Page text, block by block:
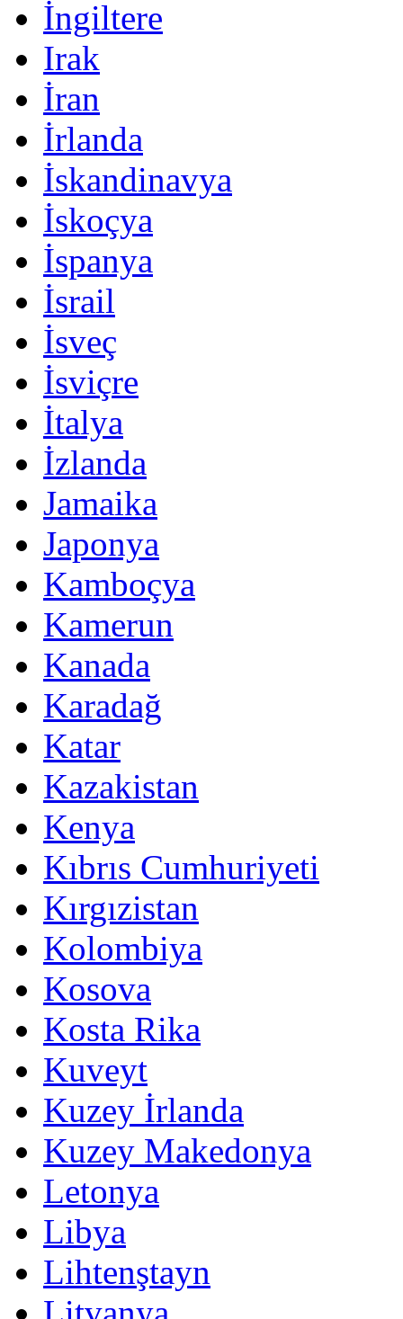
İngiltere
Irak
İran
İrlanda
İskandinavya
İskoçya
İspanya
İsrail
İsveç
İsviçre
İtalya
İzlanda
Jamaika
Japonya
Kamboçya
Kamerun
Kanada
Karadağ
Katar
Kazakistan
Kenya
Kıbrıs Cumhuriyeti
Kırgızistan
Kolombiya
Kosova
Kosta Rika
Kuveyt
Kuzey İrlanda
Kuzey Makedonya
Letonya
Libya
Lihtenştayn